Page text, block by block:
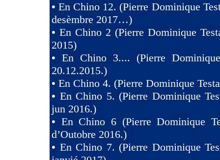
•En Chino 12. (Pierre Dominique
desèmbre 2017…)
• En Chino 2 (Pierre Dominique
2015)
• En Chino 3.... (Pierre
20.12.2015.)
• En Chino 4. (Pierre Dominique
• En Chino 5. (Pierre Dominique
jun 2016.)
• En Chino 6 (Pierre Dominique
d’Outobre 2016.)
• En Chino 7. (Pierre Dominique